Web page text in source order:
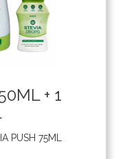
+ 1
PUSH 75ML